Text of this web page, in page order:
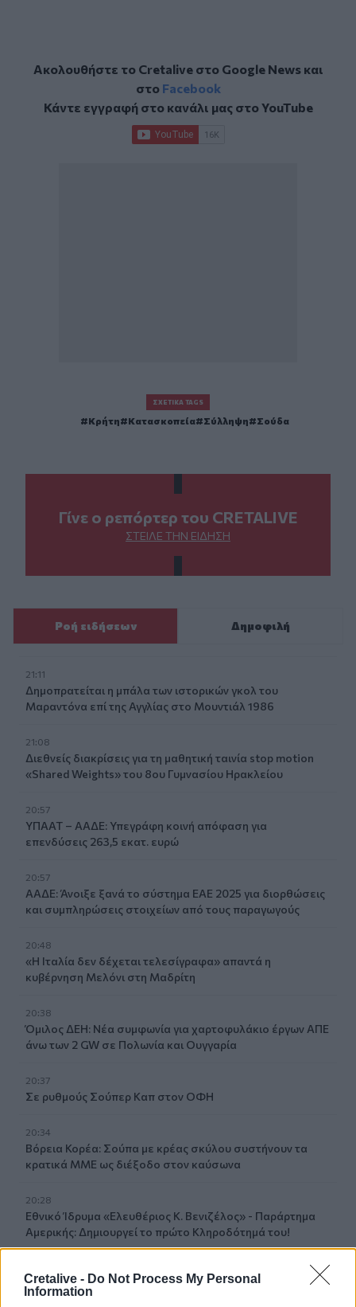
Cretalive - Do Not Process My Personal
Information
Ακολουθήστε το Cretalive στο Google Newsκαι
στο Facebook
Κάντε εγγραφή στο κανάλι μας στοYouTube
ΣΧΕΤΙΚΆ TAGS
Κρήτη Κατασκοπεία Σύλληψη Σούδα
Γίνε ο ρεπόρτερ του CRETALIVE
ΣΤΕΊΛΕ ΤΗΝ ΕΊΔΗΣΗ
Ροή ειδήσεων Δημοφιλή
21:11
Δημοπρατείται η μπάλα των ιστορικών γκολ του
Μαραντόνα επί της Αγγλίας στο Μουντιάλ 1986
21:08
Διεθνείς διακρίσεις για τη μαθητική ταινία stop motion
«Shared Weights» του 8ου Γυμνασίου Ηρακλείου
20:57
ΥΠΑΑΤ – ΑΑΔΕ: Υπεγράφη κοινή απόφαση για
επενδύσεις 263,5 εκατ. ευρώ
20:57
ΑΑΔΕ: Άνοιξε ξανά το σύστημα ΕΑΕ 2025 για διορθώσεις
και συμπληρώσεις στοιχείων από τους παραγωγούς
20:48
«Η Ιταλία δεν δέχεται τελεσίγραφα» απαντά η
κυβέρνηση Μελόνι στη Μαδρίτη
20:38
Όμιλος ΔΕΗ: Νέα συμφωνία για χαρτοφυλάκιο έργων ΑΠΕ
άνω των 2 GW σε Πολωνία και Ουγγαρία
20:37
Σε ρυθμούς Σούπερ Καπ στον ΟΦΗ
20:34
Βόρεια Κορέα: Σούπα με κρέας σκύλου συστήνουν τα
κρατικά ΜΜΕ ως διέξοδο στον καύσωνα
20:28
Εθνικό Ίδρυμα «Ελευθέριος Κ. Βενιζέλος» - Παράρτημα
Αμερικής: Δημιουργεί το πρώτο Κληροδότημά του!
Σητεία: Φωτιά στα Αχλάδια - Μεγάλη κινητοποίηση από
την Πυροσβεστική!